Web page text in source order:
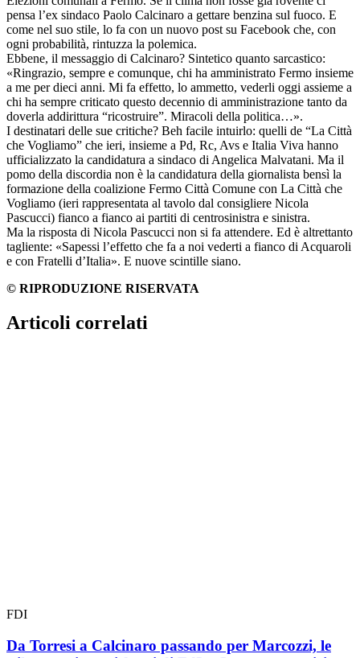
pensa l’ex sindaco Paolo Calcinaro a gettare benzina sul fuoco. E
come nel suo stile, lo fa con un nuovo post su Facebook che, con
ogni probabilità, rintuzza la polemica.
Ebbene, il messaggio di Calcinaro? Sintetico quanto sarcastico:
«Ringrazio, sempre e comunque, chi ha amministrato Fermo insieme
a me per dieci anni. Mi fa effetto, lo ammetto, vederli oggi assieme a
chi ha sempre criticato questo decennio di amministrazione tanto da
doverla addirittura “ricostruire”. Miracoli della politica…».
I destinatari delle sue critiche? Beh facile intuirlo: quelli de “La Città
che Vogliamo” che ieri, insieme a Pd, Rc, Avs e Italia Viva hanno
ufficializzato la candidatura a sindaco di Angelica Malvatani. Ma il
pomo della discordia non è la candidatura della giornalista bensì la
formazione della coalizione Fermo Città Comune con La Città che
Vogliamo (ieri rappresentata al tavolo dal consigliere Nicola
Pascucci) fianco a fianco ai partiti di centrosinistra e sinistra.
Ma la risposta di Nicola Pascucci non si fa attendere. Ed è altrettanto
tagliente: «Sapessi l’effetto che fa a noi vederti a fianco di Acquaroli
e con Fratelli d’Italia». E nuove scintille siano.
© RIPRODUZIONE RISERVATA
Articoli correlati
FDI
Da Torresi a Calcinaro passando per Marcozzi, le